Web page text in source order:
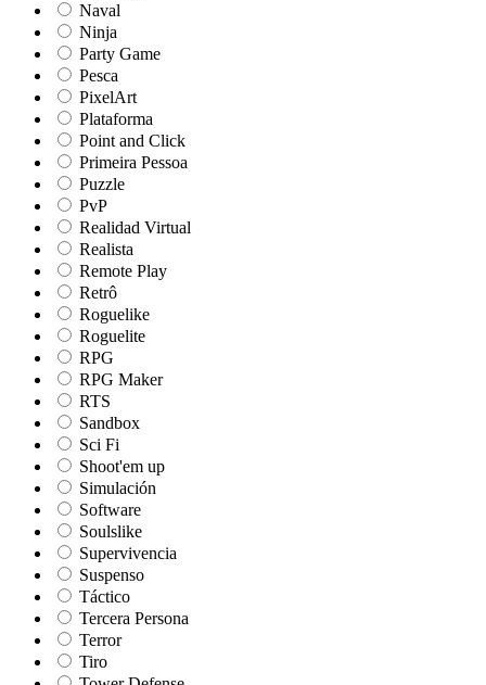
Naval
Ninja
Party Game
Pesca
PixelArt
Plataforma
Point and Click
Primeira Pessoa
Puzzle
PvP
Realidad Virtual
Realista
Remote Play
Retrô
Roguelike
Roguelite
RPG
RPG Maker
RTS
Sandbox
Sci Fi
Shoot'em up
Simulación
Software
Soulslike
Supervivencia
Suspenso
Táctico
Tercera Persona
Terror
Tiro